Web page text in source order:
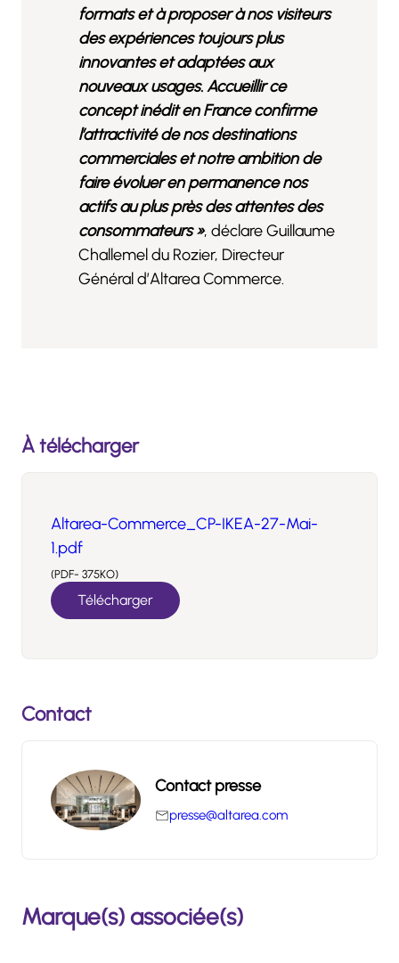
formats et à proposer à nos visiteurs
des expériences toujours plus
innovantes et adaptées aux
nouveaux usages. Accueillir ce
concept inédit en France confirme
l’attractivité de nos destinations
commerciales et notre ambition de
faire évoluer en permanence nos
actifs au plus près des attentes des
consommateurs », déclare Guillaume
Challemel du Rozier, Directeur
Général d’Altarea Commerce.
À télécharger
Altarea-Commerce_CP-IKEA-27-Mai-
1.pdf
(PDF- 375KO)
Télécharger
Contact
Contact presse
presse@altarea.com
Marque(s) associée(s)